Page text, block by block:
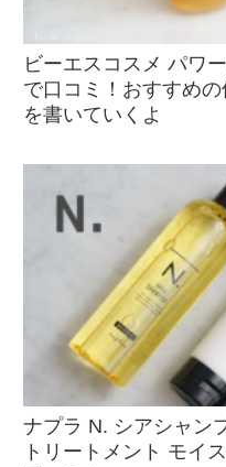
ビーエスコスメ パワ
で口コミ！おすすめ
を書いていくよ
ナプラ N. シアシャン
トリートメント モイ